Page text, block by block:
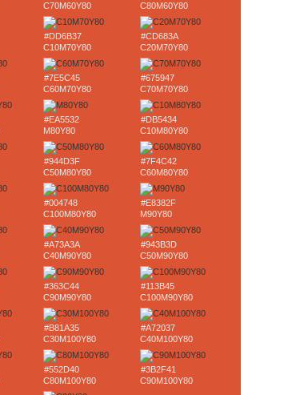
C70M60Y80
C80M60Y80
#DD6B37
C10M70Y80
#CD683A
C20M70Y80
#7E5C45
C60M70Y80
#675947
C70M70Y80
#EA5532
M80Y80
#DB5434
C10M80Y80
#944D3F
C50M80Y80
#7F4C42
C60M80Y80
#004748
C100M80Y80
#E8382F
M90Y80
#A73A3A
C40M90Y80
#943B3D
C50M90Y80
#363C44
C90M90Y80
#113B45
C100M90Y80
#B81A35
C30M100Y80
#A72037
C40M100Y80
#552D40
C80M100Y80
#3B2F41
C90M100Y80